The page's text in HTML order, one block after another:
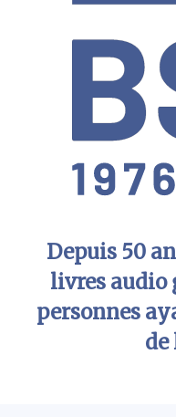
Depuis 50
livres audio
personnes
de